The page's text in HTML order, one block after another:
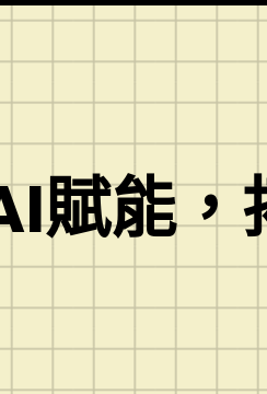
賦能